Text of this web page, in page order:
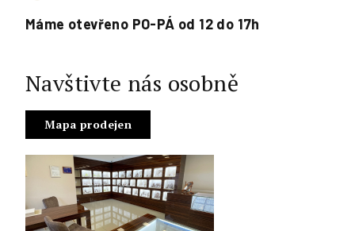
Máme otevřeno PO-PÁ od 12 do 17h
Navštivte nás osobně
Mapa prodejen